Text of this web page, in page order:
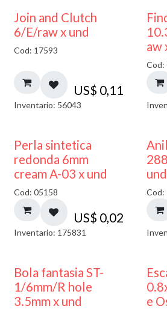
Join and Clutch
6/E/raw x und
Cod: 17593
US$ 0,11
Inventario: 56043
aw
Cod:
Perla sintetica
redonda 6mm
cream A-03 x und
Cod: 05158
US$ 0,02
Inventario: 175831
und
Cod:
Bola fantasia ST-
1/6mm/R hole
3.5mm x und
e